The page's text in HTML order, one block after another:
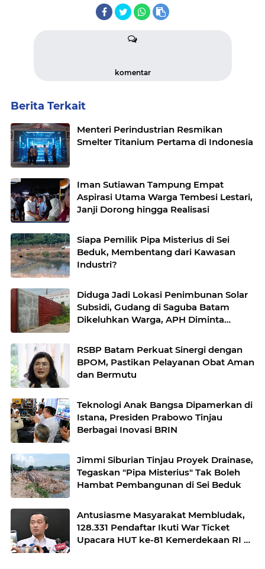
komentar
Berita Terkait
Menteri Perindustrian Resmikan
Smelter Titanium Pertama di Indonesia
Iman Sutiawan Tampung Empat
Aspirasi Utama Warga Tembesi Lestari,
Janji Dorong hingga Realisasi
Siapa Pemilik Pipa Misterius di Sei
Beduk, Membentang dari Kawasan
Industri?
Diduga Jadi Lokasi Penimbunan Solar
Subsidi, Gudang di Saguba Batam
Dikeluhkan Warga, APH Diminta
RSBP Batam Perkuat Sinergi dengan
BPOM, Pastikan Pelayanan Obat Aman
dan Bermutu
Teknologi Anak Bangsa Dipamerkan di
Istana, Presiden Prabowo Tinjau
Berbagai Inovasi BRIN
Jimmi Siburian Tinjau Proyek Drainase,
Tegaskan "Pipa Misterius" Tak Boleh
Hambat Pembangunan di Sei Beduk
Antusiasme Masyarakat Membludak,
128.331 Pendaftar Ikuti War Ticket
Upacara HUT ke-81 Kemerdekaan RI di